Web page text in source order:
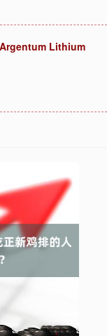
Argentum Lithium